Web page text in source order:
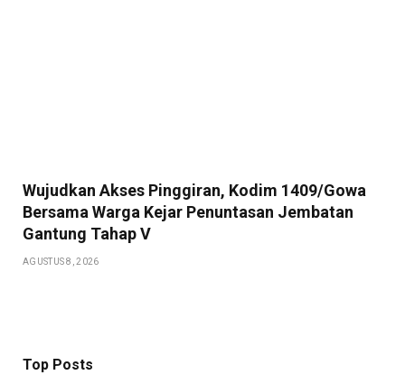
Wujudkan Akses Pinggiran, Kodim 1409/Gowa
Bersama Warga Kejar Penuntasan Jembatan
Gantung Tahap V
AGUSTUS 8, 2026
Top Posts